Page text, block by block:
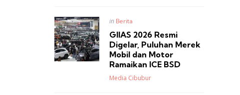
Posted
in Berita
GIIAS 2026 Resmi
Digelar, Puluhan Merek
Mobil dan Motor
Ramaikan ICE BSD
Posted
Media Cibubur